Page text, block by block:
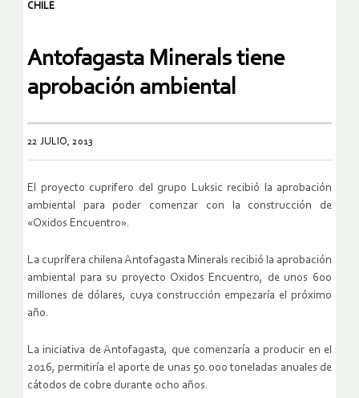
CHILE
Antofagasta Minerals tiene
aprobación ambiental
22 JULIO, 2013
El proyecto cuprifero del grupo Luksic recibió la aprobación
ambiental para poder comenzar con la construcción de
«Oxidos Encuentro».
La cuprífera chilena Antofagasta Minerals recibió la aprobación
ambiental para su proyecto Oxidos Encuentro, de unos 600
millones de dólares, cuya construcción empezaría el próximo
año.
La iniciativa de Antofagasta, que comenzaría a producir en el
2016, permitiría el aporte de unas 50.000 toneladas anuales de
cátodos de cobre durante ocho años.